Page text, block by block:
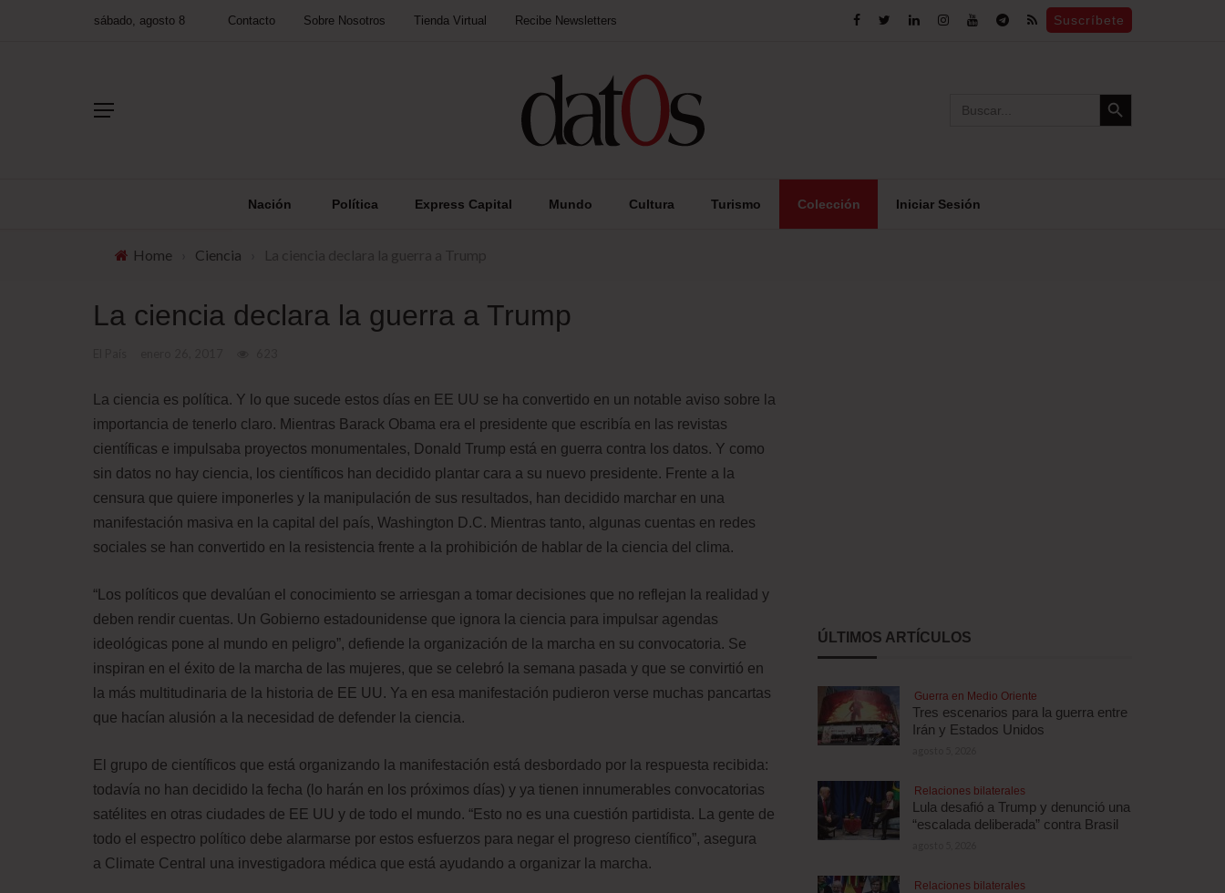
sábado, agosto 8 Contacto Sobre Nosotros Tienda Virtual Recibe Newsletters Suscríbete
for:
Search Button
Nación Política Express Capital Mundo Cultura Turismo Colección Iniciar Sesión
Home Ciencia
La ciencia declara la guerra a Trump
La ciencia es política. Y lo que sucede estos días en EE UU se ha convertido en un notable aviso sobre la
importancia de tenerlo claro. Mientras Barack Obama era el presidente que escribía en las revistas
científicas e impulsaba proyectos monumentales, Donald Trump está en guerra contra los datos. Y como
sin datos no hay ciencia, los científicos han decidido plantar cara a su nuevo presidente. Frente a la
censura que quiere imponerles y la manipulación de sus resultados, han decidido marchar en una
manifestación masiva en la capital del país, Washington D.C. Mientras tanto, algunas cuentas en redes
sociales se han convertido en la resistencia frente a la prohibición de hablar de la ciencia del clima.
“Los políticos que devalúan el conocimiento se arriesgan a tomar decisiones que no reflejan la realidad y
deben rendir cuentas. Un Gobierno estadounidense que ignora la ciencia para impulsar agendas
ideológicas pone al mundo en peligro”, defiende la organización de la marcha en su convocatoria. Se
inspiran en el éxito de la marcha de las mujeres, que se celebró la semana pasada y que se convirtió en
la más multitudinaria de la historia de EE UU. Ya en esa manifestación pudieron verse muchas pancartas
que hacían alusión a la necesidad de defender la ciencia.
El grupo de científicos que está organizando la manifestación está desbordado por la respuesta recibida:
todavía no han decidido la fecha (lo harán en los próximos días) y ya tienen innumerables convocatorias
satélites en otras ciudades de EE UU y de todo el mundo. “Esto no es una cuestión partidista. La gente de
todo el espectro político debe alarmarse por estos esfuerzos para negar el progreso científico”, asegura
a Climate Central una investigadora médica que está ayudando a organizar la marcha.
ÚLTIMOS ARTÍCULOS
Guerra en Medio Oriente
Tres escenarios para la guerra entre
Irán y Estados Unidos
Relaciones bilaterales
Lula desafió a Trump y denunció una
“escalada deliberada” contra Brasil
Relaciones bilaterales